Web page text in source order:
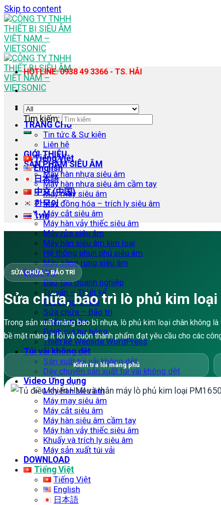
Skip to content
TRANG CHỦ
Tin tức & Sự kiện
Liên hệ
GIỚI THIỆU
SẢN PHẨM SIÊU ÂM
Máy hàn nhựa siêu âm
Máy hàn nhựa siêu âm cầm tay
Máy may siêu âm
Máy đồng hóa – trích ly siêu âm
Máy cắt siêu âm
Máy hàn vảy thiếc siêu âm
Máy rửa siêu âm
Máy hàn siêu âm kim loại
Hệ thống phun phủ siêu âm
Máy sàng rung siêu âm
DỊCH VỤ
Đào tạo doanh nghiệp
Tư vấn – Thiết kế
Gia công cơ khí
Sửa chữa – Bảo trì
Chống thấm
Đánh giá hư hỏng
Thiết kế Website WordPress
Túi vải không dệt
Sản xuất túi vải không dệt
Dây chuyền sản xuất túi vải không dệt
Video Ứng dụng
Máy hàn siêu âm
Máy may siêu âm
Máy cắt siêu âm
Máy hàn siêu âm cầm tay
Máy hàn vảy thiếc siêu âm
Khuấy và trích ly siêu âm
Máy sản xuất túi vải
DOWNLOAD
Tiếng Việt
Tiếng Việt
English
日本語
HOTLINE: 0938 49 3366 - TS. HẢI
Tìm kiếm:
Tiếng Việt
English
日本語
中文 (中国)
한국어
ไทย
SỬA CHỮA – BẢO TRÌ
Sửa chữa, bảo trì lò phủ kim
Trong sản xuất màng bao bì nhựa, lò phủ kim loại chân không
bề mặt màng ít lỗi và cuộn thành phẩm đạt yêu cầu cho các
Kiểm tra lỗi màng phủ